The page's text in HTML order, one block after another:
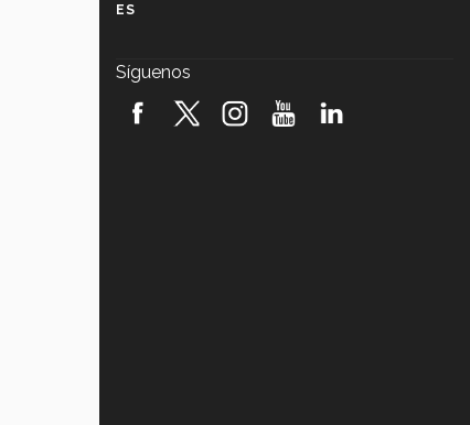
robótica FIRST 2026! (video)
ES
Síguenos